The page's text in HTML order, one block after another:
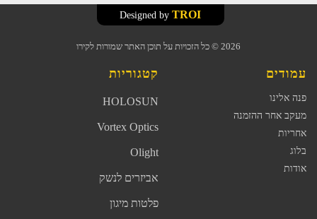
2026 © כל הזכויות על תוכן האתר שמורות לקירו
TROI
עמודים
פנה אלינו
מעקב אחר ההזמנה
אחריות
בלוג
אודות
קטגוריות
HOLOSUN
Vortex Optics
Olight
אביזרים לנשק
פלטות מיגון